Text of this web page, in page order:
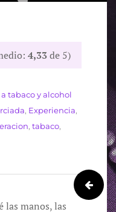
4,33de 5)
tabaco y alcohol
, Experiencia,
, tabaco,
las manos, las